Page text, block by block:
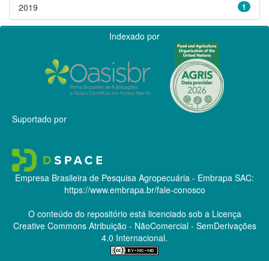
1
2019
Indexado por
Suportado por
Empresa Brasileira de Pesquisa Agropecuária - Embrapa SAC:
https://www.embrapa.br/fale-conosco
O conteúdo do repositório está licenciado sob a Licença
Creative CommonsAtribuição - NãoComercial - SemDerivações
4.0 Internacional.